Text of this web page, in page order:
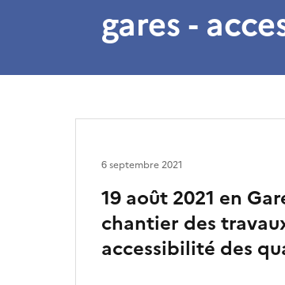
gares -
19 août 2021 en
chantier des
accessibilité des
6 septembre 2021